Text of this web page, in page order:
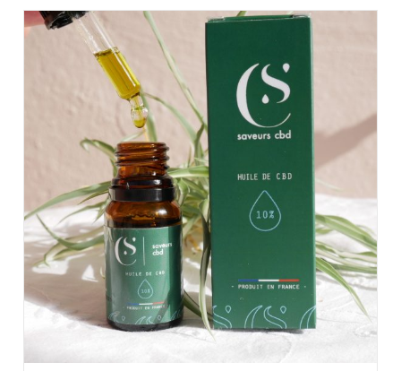
Ma
Routine
Étirements
CBD
Pour
Le
Mal
De
Dos